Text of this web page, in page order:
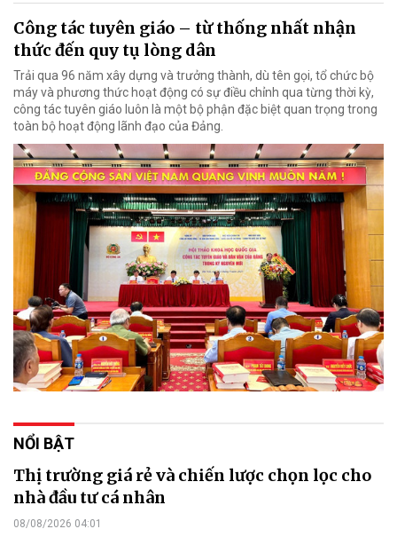
Công tác tuyên giáo – từ thống nhất nhận
thức đến quy tụ lòng dân
Trải qua 96 năm xây dựng và trưởng thành, dù tên gọi, tổ chức bộ
máy và phương thức hoạt động có sự điều chỉnh qua từng thời kỳ,
công tác tuyên giáo luôn là một bộ phận đặc biệt quan trọng trong
toàn bộ hoạt động lãnh đạo của Đảng.
NỔI BẬT
Thị trường giá rẻ và chiến lược chọn lọc cho
nhà đầu tư cá nhân
08/08/2026 04:01